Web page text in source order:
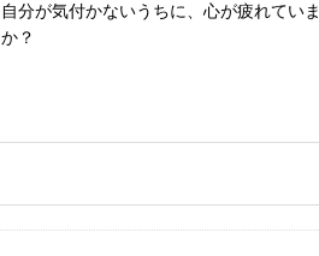
自分が気付かないうちに、心が疲れてい
か？